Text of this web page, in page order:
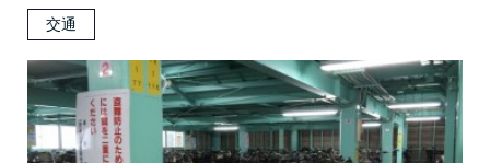
交通